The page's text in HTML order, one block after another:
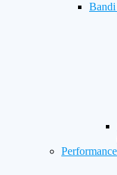
Performance